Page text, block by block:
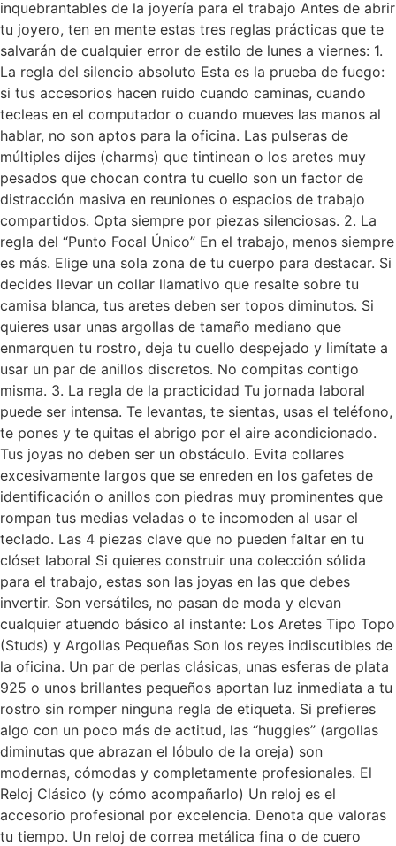
inquebrantables de la joyería para el trabajo Antes de abrir
tu joyero, ten en mente estas tres reglas prácticas que te
salvarán de cualquier error de estilo de lunes a viernes: 1.
La regla del silencio absoluto Esta es la prueba de fuego:
si tus accesorios hacen ruido cuando caminas, cuando
tecleas en el computador o cuando mueves las manos al
hablar, no son aptos para la oficina. Las pulseras de
múltiples dijes (charms) que tintinean o los aretes muy
pesados que chocan contra tu cuello son un factor de
distracción masiva en reuniones o espacios de trabajo
compartidos. Opta siempre por piezas silenciosas. 2. La
regla del “Punto Focal Único” En el trabajo, menos siempre
es más. Elige una sola zona de tu cuerpo para destacar. Si
decides llevar un collar llamativo que resalte sobre tu
camisa blanca, tus aretes deben ser topos diminutos. Si
quieres usar unas argollas de tamaño mediano que
enmarquen tu rostro, deja tu cuello despejado y limítate a
usar un par de anillos discretos. No compitas contigo
misma. 3. La regla de la practicidad Tu jornada laboral
puede ser intensa. Te levantas, te sientas, usas el teléfono,
te pones y te quitas el abrigo por el aire acondicionado.
Tus joyas no deben ser un obstáculo. Evita collares
excesivamente largos que se enreden en los gafetes de
identificación o anillos con piedras muy prominentes que
rompan tus medias veladas o te incomoden al usar el
teclado. Las 4 piezas clave que no pueden faltar en tu
clóset laboral Si quieres construir una colección sólida
para el trabajo, estas son las joyas en las que debes
invertir. Son versátiles, no pasan de moda y elevan
cualquier atuendo básico al instante: Los Aretes Tipo Topo
(Studs) y Argollas Pequeñas Son los reyes indiscutibles de
la oficina. Un par de perlas clásicas, unas esferas de plata
925 o unos brillantes pequeños aportan luz inmediata a tu
rostro sin romper ninguna regla de etiqueta. Si prefieres
algo con un poco más de actitud, las “huggies” (argollas
diminutas que abrazan el lóbulo de la oreja) son
modernas, cómodas y completamente profesionales. El
Reloj Clásico (y cómo acompañarlo) Un reloj es el
accesorio profesional por excelencia. Denota que valoras
tu tiempo. Un reloj de correa metálica fina o de cuero